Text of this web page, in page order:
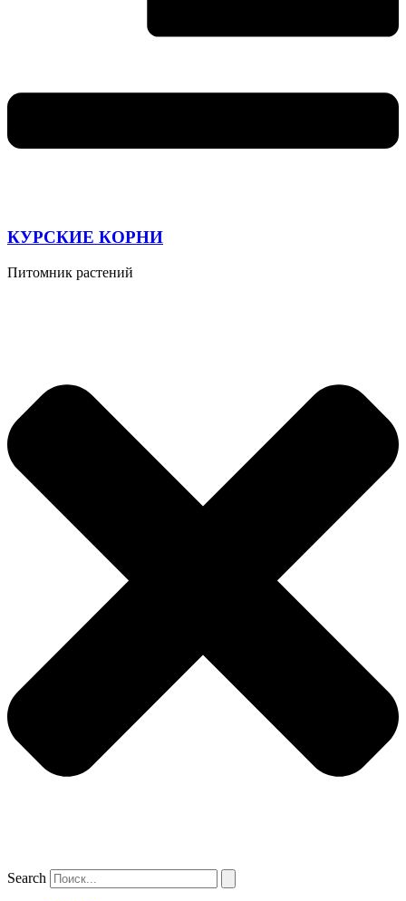
КУРСКИЕ КОРНИ
Питомник растений
Search